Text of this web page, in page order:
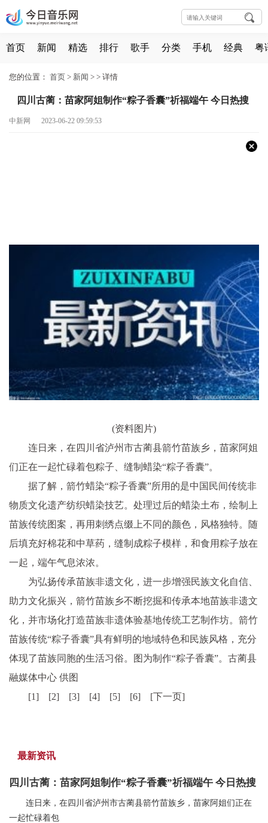
首页 新闻 精选 排行 歌手 分类 手机 经典 粤
您的位置： 首页 > 新闻 > > 详情
四川古蔺：苗家阿姐制作“粽子香囊”祈福端午 今日热搜
中新网 2023-06-22 09:59:53
(资料图片)
连日来，在四川省泸州市古蔺县箭竹苗族乡，苗家阿姐
们正在一起忙碌着包粽子、缝制蜡染“粽子香囊”。
据了解，箭竹蜡染“粽子香囊”所用的是中国民间传统非
物质文化遗产纺织蜡染技艺。处理过后的蜡染土布，绘制上
苗族传统图案，再用刺绣点缀上不同的颜色，风格独特。随
后填充好棉花和中草药，缝制成粽子模样，和食用粽子放在
一起，端午气息浓浓。
为弘扬传承苗族非遗文化，进一步增强民族文化自信、
助力文化振兴，箭竹苗族乡不断挖掘和传承本地苗族非遗文
化，并市场化打造苗族非遗体验基地传统工艺制作坊。箭竹
苗族传统“粽子香囊”具有鲜明的地域特色和民族风格，充分
体现了苗族同胞的生活习俗。图为制作“粽子香囊”。古蔺县
融媒体中心 供图
[1] [2] [3] [4] [5] [6] [下一页]
最新资讯
四川古蔺：苗家阿姐制作“粽子香囊”祈福端午 今日热搜
连日来，在四川省泸州市古蔺县箭竹苗族乡，苗家阿姐们正在
一起忙碌着包